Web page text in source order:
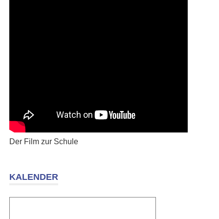
Der Film zur Schule
KALENDER